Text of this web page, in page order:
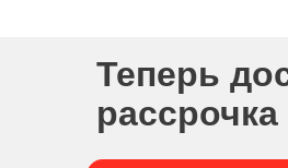
Теперь
рассрочка